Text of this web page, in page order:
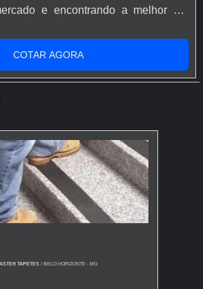
e encontrando a melhor em
de concreto, com os profissionais
Rápido Epóxi o cliente conseguirá
com o resultado dos
COTAR AGORA
TAPETES / BELO HORIZONTE - MG